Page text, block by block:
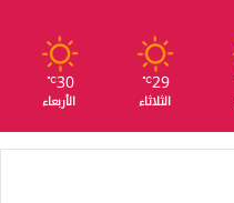
29
℃
الثلاثاء
30
℃
الأربعاء